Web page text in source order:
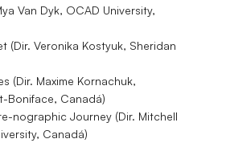
Van Dyk, OCAD University,
(Dir. Veronika Kostyuk, Sheridan
(Dir. Maxime Kornachuk,
Boniface, Canadá)
nographic Journey (Dir. Mitchell
Canadá)